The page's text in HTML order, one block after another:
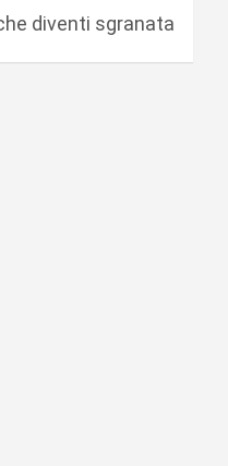
diventi sgranata